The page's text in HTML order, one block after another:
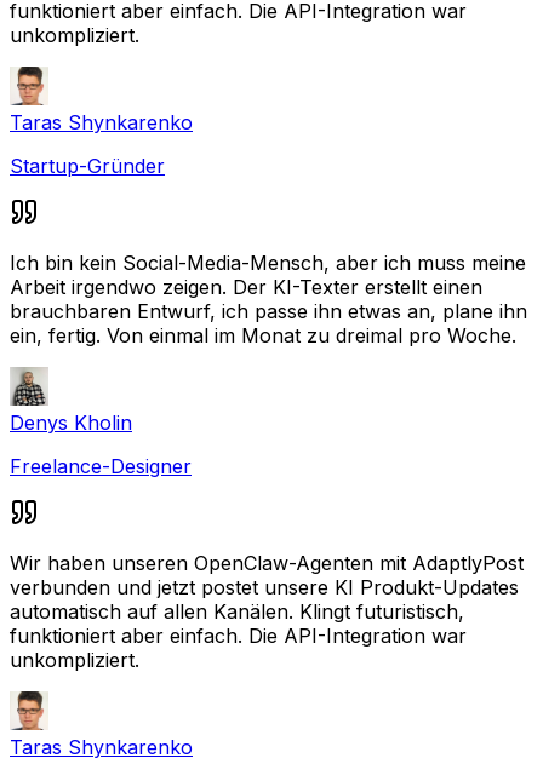
funktioniert aber einfach. Die API-Integration war
unkompliziert.
Taras Shynkarenko
Startup-Gründer
Ich bin kein Social-Media-Mensch, aber ich muss meine
Arbeit irgendwo zeigen. Der KI-Texter erstellt einen
brauchbaren Entwurf, ich passe ihn etwas an, plane ihn
ein, fertig. Von einmal im Monat zu dreimal pro Woche.
Denys Kholin
Freelance-Designer
Wir haben unseren OpenClaw-Agenten mit AdaptlyPost
verbunden und jetzt postet unsere KI Produkt-Updates
automatisch auf allen Kanälen. Klingt futuristisch,
funktioniert aber einfach. Die API-Integration war
unkompliziert.
Taras Shynkarenko